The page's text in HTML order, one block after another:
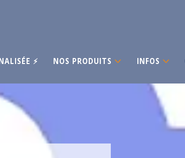
⚡ NOS PRODUITS INFOS